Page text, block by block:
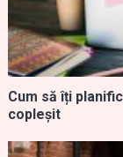
Cum să îți
copleșit